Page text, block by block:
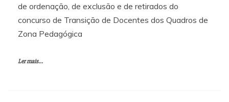
de ordenação, de exclusão e de retirados do
concurso de Transição de Docentes dos Quadros de
Zona Pedagógica
Ler mais...